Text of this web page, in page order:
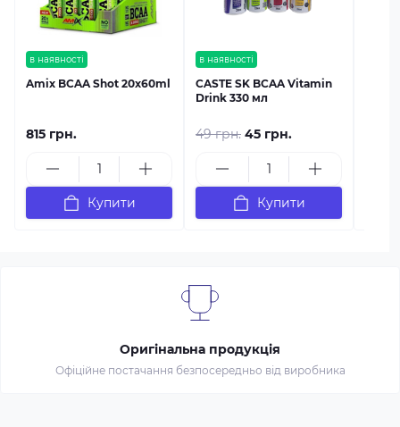
в наявності
Amix BCAA Shot 20x60ml
815 грн.
Купити
в наявності
CASTE SK BCAA Vitamin
Drink 330 мл
49 грн. 45 грн.
Купити
Оригінальна продукція
Офіційне постачання безпосередньо від виробника